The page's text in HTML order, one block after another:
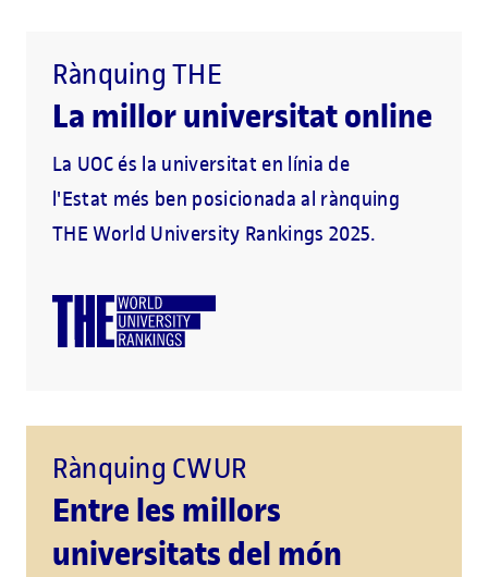
Rànquing THE
La millor universitat online
La UOC és la universitat en línia de
l'Estat més ben posicionada al rànquing
THE World University Rankings 2025.
Rànquing CWUR
Entre les millors
universitats del món